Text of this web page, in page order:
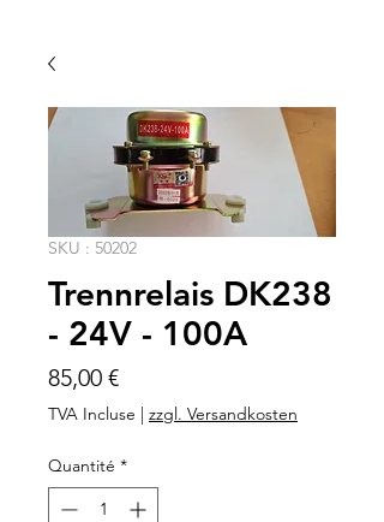
SKU : 50202
Trennrelais DK238
- 24V - 100A
85,00 €Prix
TVA Incluse | zzgl. Versandkosten
Quantité *